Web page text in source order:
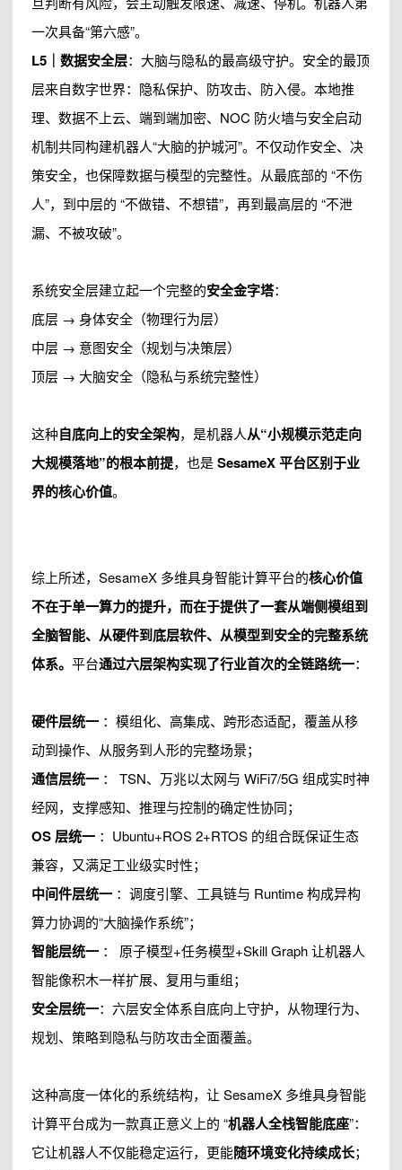
一次具备“第六感”。
L5｜数据安全层：大脑与隐私的最高级守护。安全的最顶
层来自数字世界：隐私保护、防攻击、防入侵。本地推
理、数据不上云、端到端加密、NOC 防火墙与安全启动
机制共同构建机器人“大脑的护城河”。不仅动作安全、决
策安全，也保障数据与模型的完整性。从最底部的 “不伤
人”，到中层的 “不做错、不想错”，再到最高层的 “不泄
漏、不被攻破”。
系统安全层建立起一个完整的安全金字塔：
底层 → 身体安全（物理行为层）
中层 → 意图安全（规划与决策层）
顶层 → 大脑安全（隐私与系统完整性）
这种自底向上的安全架构，是机器人从“小规模示范走向
大规模落地”的根本前提，也是SesameX 平台区别于业
界的核心价值。
综上所述，SesameX 多维具身智能计算平台的核心价值
不在于单一算力的提升，而在于提供了一套从端侧模组到
全脑智能、从硬件到底层软件、从模型到安全的完整系统
体系。 平台通过六层架构实现了行业首次的全链路统一：
硬件层统一：模组化、高集成、跨形态适配，覆盖从移
动到操作、从服务到人形的完整场景；
通信层统一： TSN、 万兆以太网与 WiFi7/5G 组成实时神
经网，支撑感知、推理与控制的确定性协同；
OS 层统一：Ubuntu+ROS 2+RTOS 的组合既保证生态
兼容，又满足工业级实时性；
中间件层统一 ：调度引擎、工具链与 Runtime 构成异构
算力协调的“大脑操作系统”；
智能层统一： 原子模型+任务模型+Skill Graph 让机器人
智能像积木一样扩展、复用与重组；
安全层统一：六层安全体系自底向上守护，从物理行为、
规划、策略到隐私与防攻击全面覆盖。
这种高度一体化的系统结构，让 SesameX 多维具身智能
计算平台成为一款真正意义上的 “机器人全栈智能底座”：
它让机器人不仅能稳定运行，更能随环境变化持续成长；